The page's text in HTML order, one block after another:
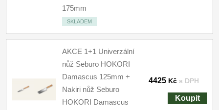
175mm
SKLADEM
AKCE 1+1 Univerzální
nůž Seburo HOKORI
Damascus 125mm +
Nakiri nůž Seburo
HOKORI Damascus
4425 Kč s DPH
Koupit